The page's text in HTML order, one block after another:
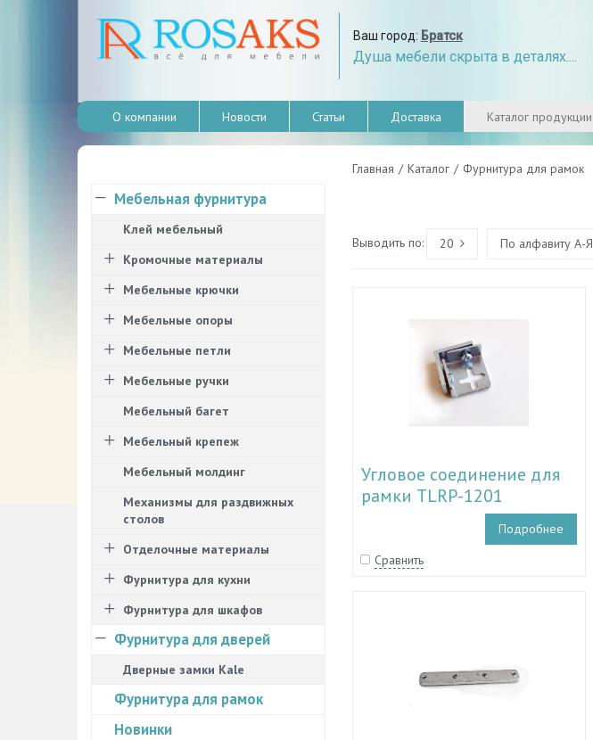
Ваш город: Братск
Душа мебели скрыта в деталях....
О компании Новости Статьи Доставка Каталог продукции
Главная / Каталог / Фурнитура для рамок
Выводить по: 20 По алфавиту А-Я
Угловое соединение для
рамки TLRP-1201
Подробнее
Сравнить
Мебельная фурнитура
Клей мебельный
Кромочные материалы
Мебельные крючки
Мебельные опоры
Мебельные петли
Мебельные ручки
Мебельный багет
Мебельный крепеж
Мебельный молдинг
Механизмы для раздвижных
столов
Отделочные материалы
Фурнитура для кухни
Фурнитура для шкафов
Фурнитура для дверей
Дверные замки Kale
Фурнитура для рамок
Новинки